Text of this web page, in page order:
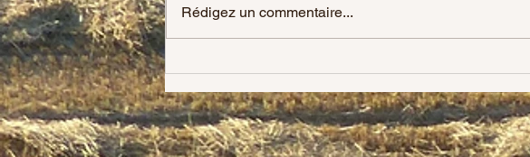
Rédigez un commentaire...